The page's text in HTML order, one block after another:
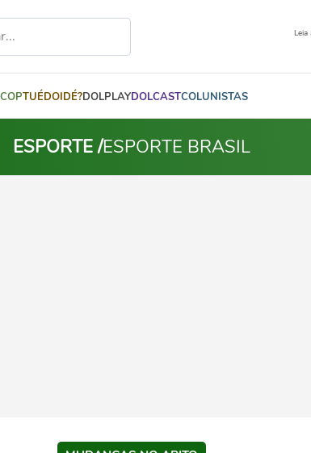
COPTUÉDOIDÉ?DOLPLAYDOLCASTCOLUNISTAS
ESPORTE /ESPORTE BRASIL